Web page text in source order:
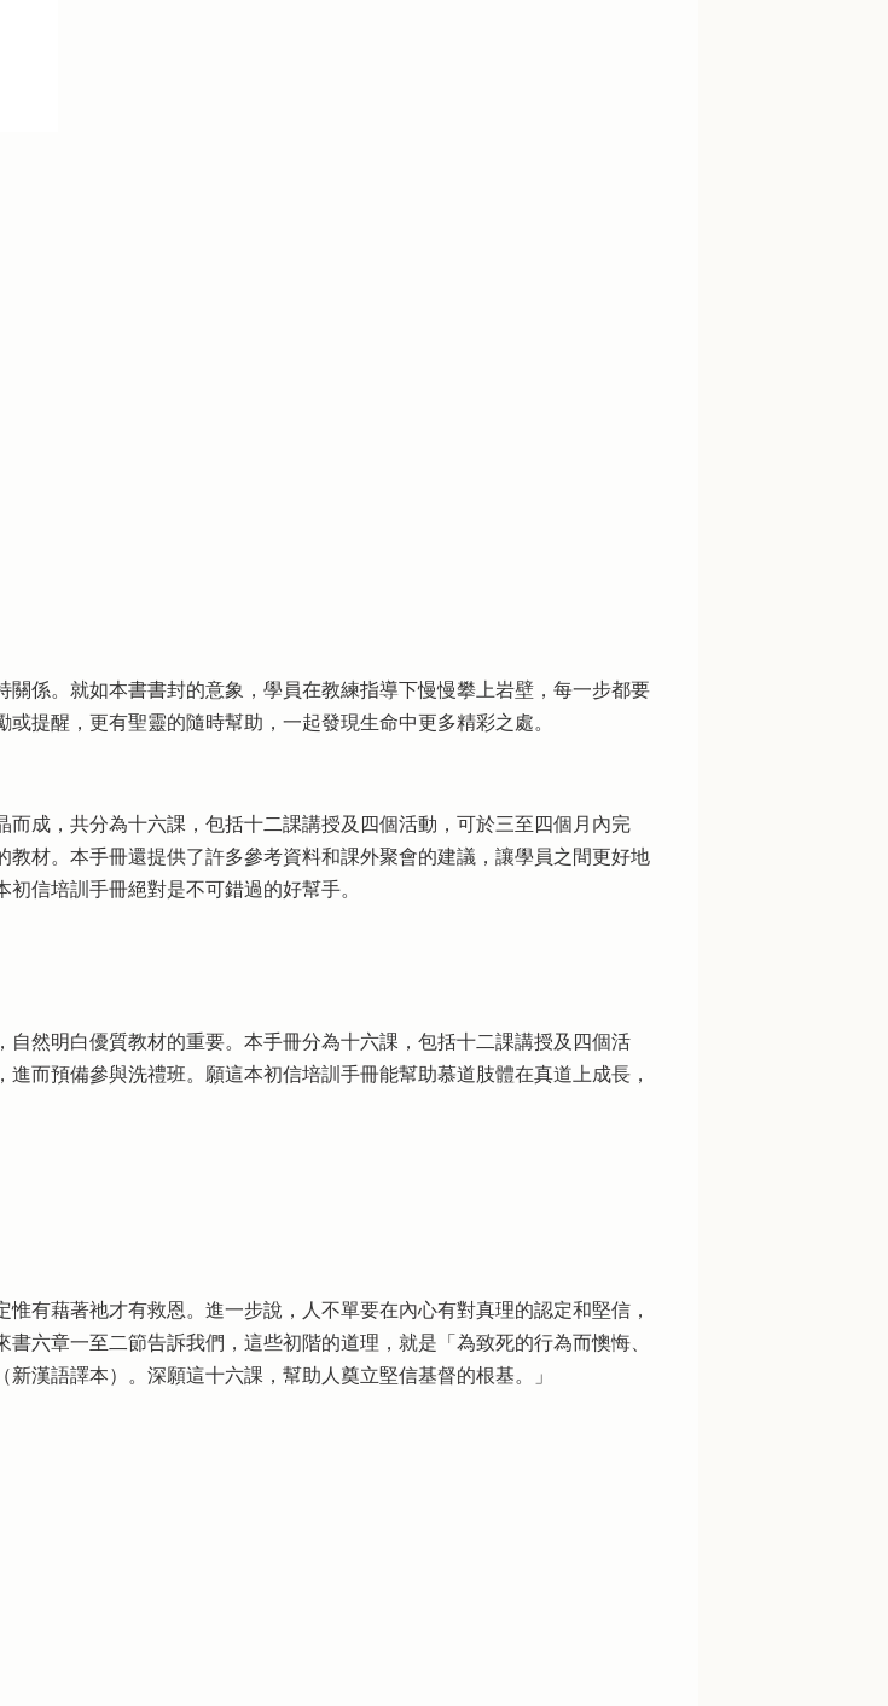
係。就如本書書封的意象，學員在教練指導下慢慢攀上岩壁，每一步都要
提醒，更有聖靈的隨時幫助，一起發現生命中更多精彩之處。
成，共分為十六課，包括十二課講授及四個活動，可於三至四個月內完
材。本手冊還提供了許多參考資料和課外聚會的建議，讓學員之間更好地
信培訓手冊絕對是不可錯過的好幫手。
自然明白優質教材的重要。本手冊分為十六課，包括十二課講授及四個活
而預備參與洗禮班。願這本初信培訓手冊能幫助慕道肢體在真道上成長，
有藉著祂才有救恩。進一步說，人不單要在內心有對真理的認定和堅信，
六章一至二節告訴我們，這些初階的道理，就是「為致死的行為而懊悔、
漢語譯本）。深願這十六課，幫助人奠立堅信基督的根基。」